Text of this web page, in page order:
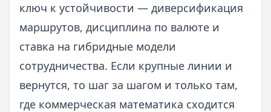
ключ к устойчивости — диверсификация
маршрутов, дисциплина по валюте и
ставка на гибридные модели
сотрудничества. Если крупные линии и
вернутся, то шаг за шагом и только там,
где коммерческая математика сходится